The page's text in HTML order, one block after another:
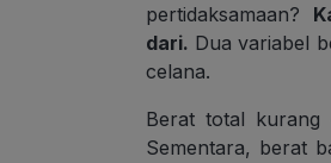
pertidaksamaan?
dari. Dua variabel
celana.
Berat total
Sementara, berat